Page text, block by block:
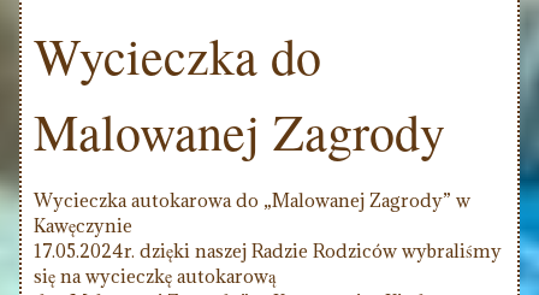
Wycieczka do
Malowanej Zagrody
Wycieczka autokarowa do „Malowanej Zagrody” w
Kawęczynie
17.05.2024r. dzięki naszej Radzie Rodziców wybraliśmy
się na wycieczkę autokarową